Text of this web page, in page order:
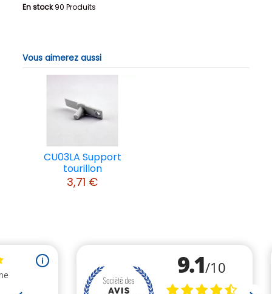
En stock 90 Produits
Vous aimerez aussi
CU03LA Support
tourillon
3,71 €